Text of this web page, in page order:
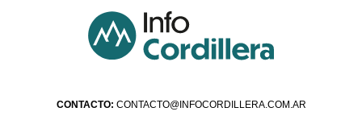
CONTACTO: CONTACTO@INFOCORDILLERA.COM.AR